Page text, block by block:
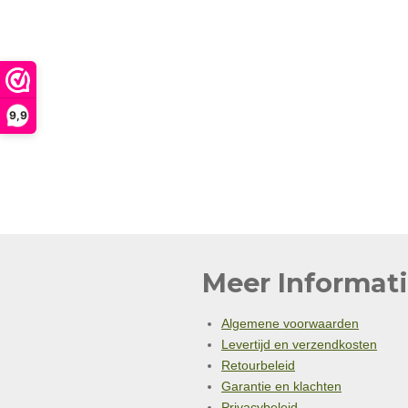
9,9
Meer
Algemene voorwaarden
Levertijd en verzendkosten
Retourbeleid
Garantie en klachten